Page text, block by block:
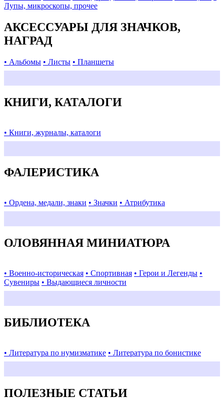
Лупы, микроскопы, прочее
АКСЕССУАРЫ ДЛЯ ЗНАЧКОВ,
НАГРАД
• Альбомы • Листы • Планшеты
КНИГИ, КАТАЛОГИ
• Книги, журналы, каталоги
ФАЛЕРИСТИКА
• Ордена, медали, знаки • Значки • Атрибутика
ОЛОВЯННАЯ МИНИАТЮРА
• Военно-историческая • Спортивная • Герои и Легенды •
Сувениры • Выдающиеся личности
БИБЛИОТЕКА
• Литература по нумизматике • Литература по бонистике
ПОЛЕЗНЫЕ СТАТЬИ